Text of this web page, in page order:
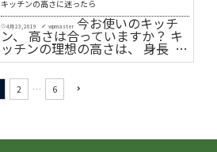
キッチンの高さに迷ったら
schedule 4月 23, 2019 create wpmaster 今お使いのキッチ
ン、 高さは合っていますか？ キ
ッチンの理想の高さは、 身長 …
2 … 6 navigate_next